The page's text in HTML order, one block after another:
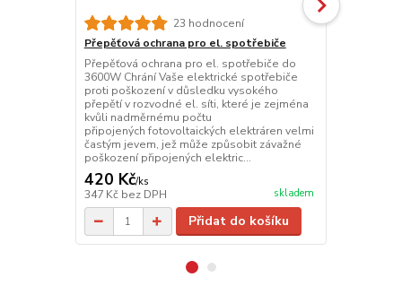
23 hodnocení
Přepěťová ochrana pro el. spotřebiče
Přepěťová ochrana pro el. spotřebiče do
3600W Chrání Vaše elektrické spotřebiče
proti poškození v důsledku vysokého
přepětí v rozvodné el. síti, které je zejména
kvůli nadměrnému počtu
připojených fotovoltaických elektráren velmi
častým jevem, jež může způsobit závažné
poškození připojených elektric...
420 Kč/ks
347 Kč bez DPH skladem
Přidat do košíku
IQ Star